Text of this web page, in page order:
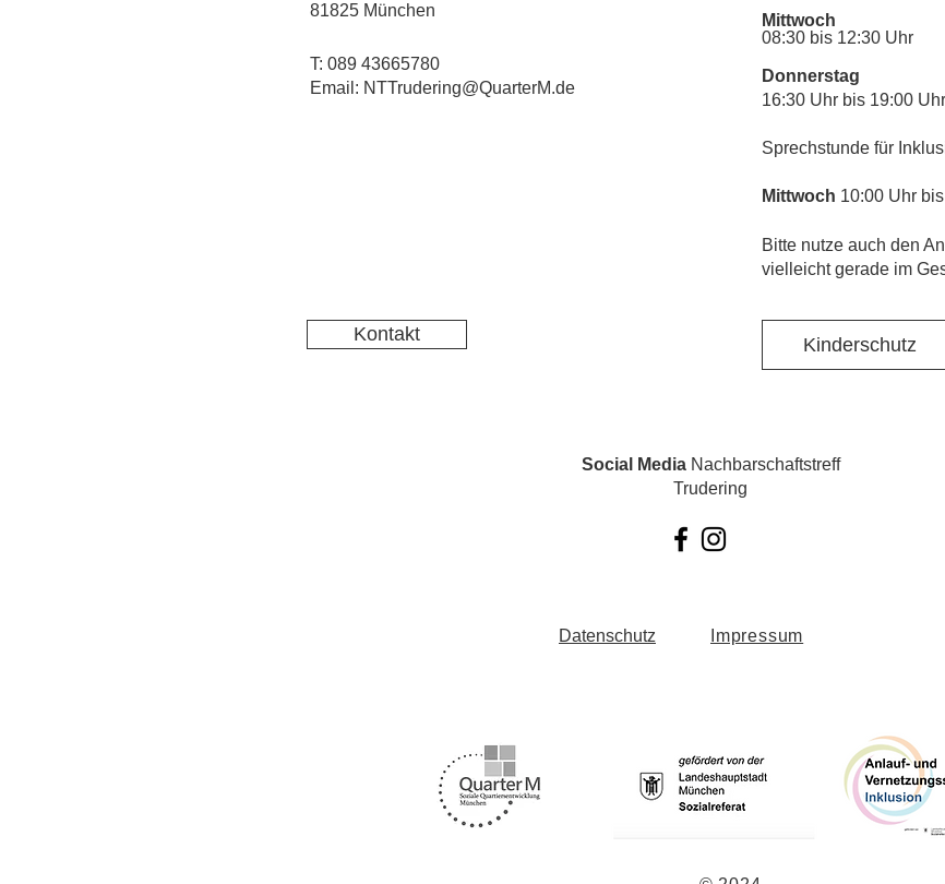
81825 München
T: 089 43665780
Email: NTTrudering@QuarterM.de
Kontakt
Mittwoch
08:30 bis 12:30 Uhr
Donnerstag
16:30 Uhr bis 19:00 Uhr
Sprechstunde für
Mittwoch 10:00 Uhr
​Bitte nutze auch den
vielleicht gerade im
Kinderschutz
Social MediaNachbarschaftstreff
Trudering
Datenschutz Impressum